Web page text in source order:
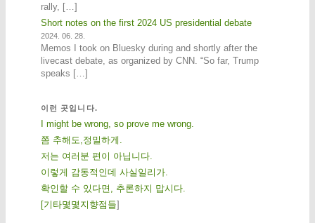
rally, […]
Short notes on the first 2024 US presidential debate
2024. 06. 28.
Memos I took on Bluesky during and shortly after the
livecast debate, as organized by CNN. “So far, Trump
speaks […]
이런 곳입니다.
I might be wrong, so prove me wrong.
쫌 추해도,정밀하게.
저는 여러분 편이 아닙니다.
이렇게 감동적인데 사실일리가.
확인할 수 있다면, 추론하지 맙시다.
[기 타몇 몇 지 향점 들]